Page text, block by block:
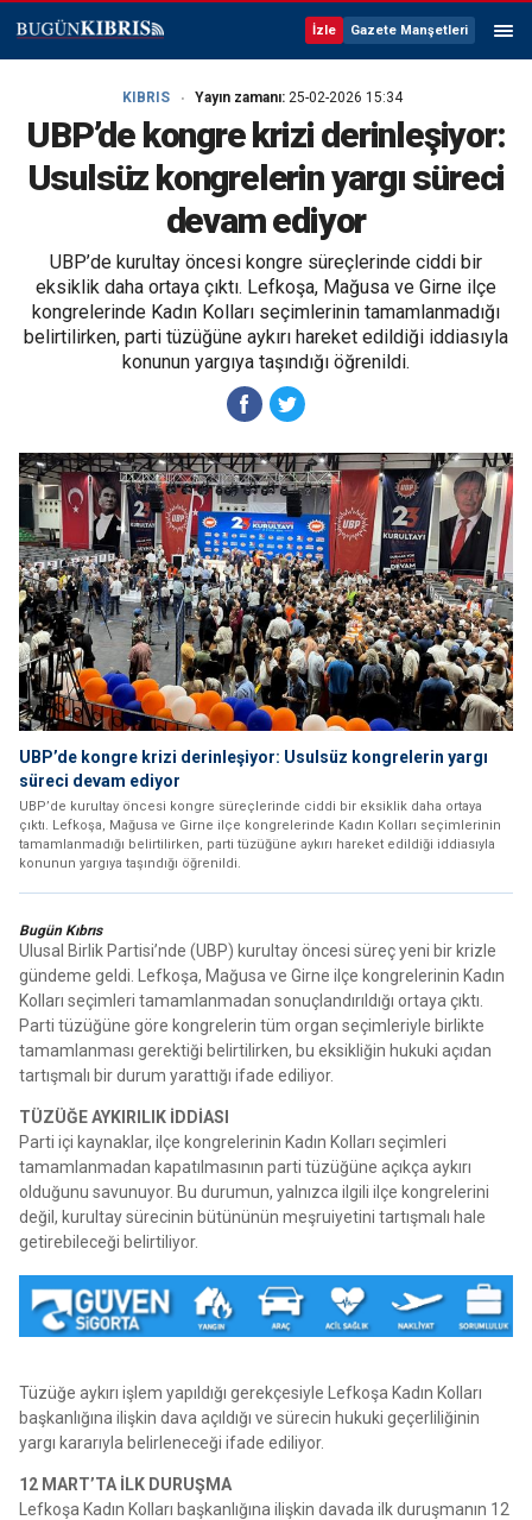
İzle Gazete Manşetleri
KIBRIS Yayın zamanı: 25-02-2026 15:34
UBP’de kongre krizi derinleşiyor:
Usulsüz kongrelerin yargı süreci
devam ediyor
UBP’de kurultay öncesi kongre süreçlerinde ciddi bir
eksiklik daha ortaya çıktı. Lefkoşa, Mağusa ve Girne ilçe
kongrelerinde Kadın Kolları seçimlerinin tamamlanmadığı
belirtilirken, parti tüzüğüne aykırı hareket edildiği iddiasıyla
konunun yargıya taşındığı öğrenildi.
UBP’de kongre krizi derinleşiyor: Usulsüz kongrelerin yargı
süreci devam ediyor
UBP’de kurultay öncesi kongre süreçlerinde ciddi bir eksiklik daha ortaya
çıktı. Lefkoşa, Mağusa ve Girne ilçe kongrelerinde Kadın Kolları seçimlerinin
tamamlanmadığı belirtilirken, parti tüzüğüne aykırı hareket edildiği iddiasıyla
konunun yargıya taşındığı öğrenildi.
Bugün Kıbrıs
Ulusal Birlik Partisi’nde (UBP) kurultay öncesi süreç yeni bir krizle
gündeme geldi. Lefkoşa, Mağusa ve Girne ilçe kongrelerinin Kadın
Kolları seçimleri tamamlanmadan sonuçlandırıldığı ortaya çıktı.
Parti tüzüğüne göre kongrelerin tüm organ seçimleriyle birlikte
tamamlanması gerektiği belirtilirken, bu eksikliğin hukuki açıdan
tartışmalı bir durum yarattığı ifade ediliyor.
TÜZÜĞE AYKIRILIK İDDİASI
Parti içi kaynaklar, ilçe kongrelerinin Kadın Kolları seçimleri
tamamlanmadan kapatılmasının parti tüzüğüne açıkça aykırı
olduğunu savunuyor. Bu durumun, yalnızca ilgili ilçe kongrelerini
değil, kurultay sürecinin bütününün meşruiyetini tartışmalı hale
getirebileceği belirtiliyor.
Tüzüğe aykırı işlem yapıldığı gerekçesiyle Lefkoşa Kadın Kolları
başkanlığına ilişkin dava açıldığı ve sürecin hukuki geçerliliğinin
yargı kararıyla belirleneceği ifade ediliyor.
12 MART’TA İLK DURUŞMA
Lefkoşa Kadın Kolları başkanlığına ilişkin davada ilk duruşmanın 12